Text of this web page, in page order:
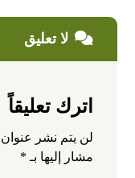
لا تعليق
اترك تعليقاً
لن يتم نشر عنوان
مشار إليها بـ *